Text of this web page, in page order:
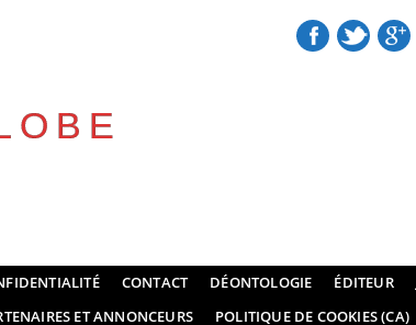
CONTACT DÉONTOLOGIE ÉDITEUR
ET ANNONCEURS POLITIQUE DE COOKIES (CA)